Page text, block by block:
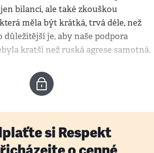
bilancí, ale také zkouškou
měla být krátká, trvá déle, než
důležitější je, aby naše podpora
kratší než ruská agrese samotná.
si Respekt